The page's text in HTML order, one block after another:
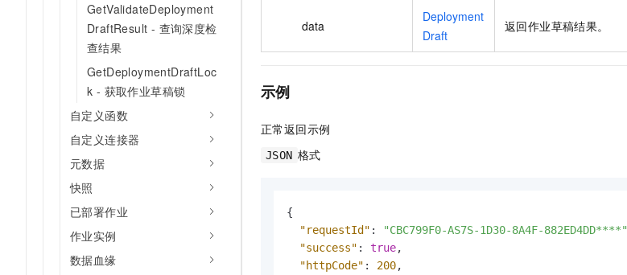
GetValidateDeployment
DraftResult - 查询深度检
查结果
GetDeploymentDraftLoc
k - 获取作业草稿锁
自定义函数
自定义连接器
元数据
快照
已部署作业
作业实例
数据血缘
data
Deployment
Draft
返回作业草稿结果。
示例
正常返回示例
JSON 格式
{
"requestId" : "CBC799F0-AS7S-1D30-8A4F-882ED4DD****"
"success" : true,
"httpCode" : 200,